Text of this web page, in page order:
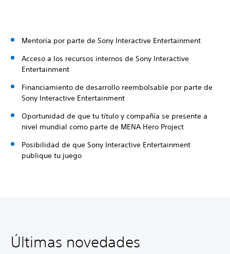
Mentoría por parte de Sony Interactive Entertainment
Acceso a los recursos internos de Sony Interactive
Entertainment
Financiamiento de desarrollo reembolsable por parte de
Sony Interactive Entertainment
Oportunidad de que tu título y compañía se presente a
nivel mundial como parte de MENA Hero Project
Posibilidad de que Sony Interactive Entertainment
publique tu juego
Últimas novedades